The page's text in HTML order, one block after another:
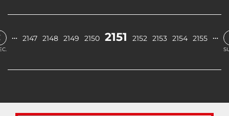
… 2147 2148 2149 2150 2151 2152 2153 2154 2155 …